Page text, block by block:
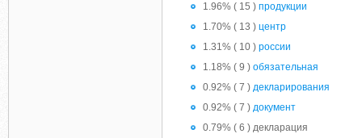
1.96% ( 15 ) продукции
1.70% ( 13 ) центр
1.31% ( 10 ) россии
1.18% ( 9 ) обязательная
0.92% ( 7 ) декларирования
0.92% ( 7 ) документ
0.79% ( 6 ) декларация